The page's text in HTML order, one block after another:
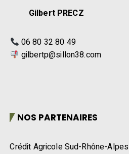
Gilbert PRECZ
06 80 32 80 49
gilbertp@sillon38.com
NOS PARTENAIRES
Crédit Agricole Sud-Rhône-Alpes